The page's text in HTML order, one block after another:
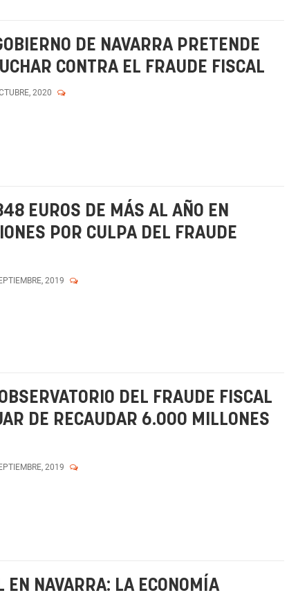
DE NAVARRA PRETENDE
CONTRA EL FRAUDE FISCAL
2020
EUROS DE MÁS AL AÑO EN
POR CULPA DEL FRAUDE
2019
DEL FRAUDE FISCAL
DE RECAUDAR 6.000 MILLONES
2019
EN NAVARRA: LA ECONOMÍA